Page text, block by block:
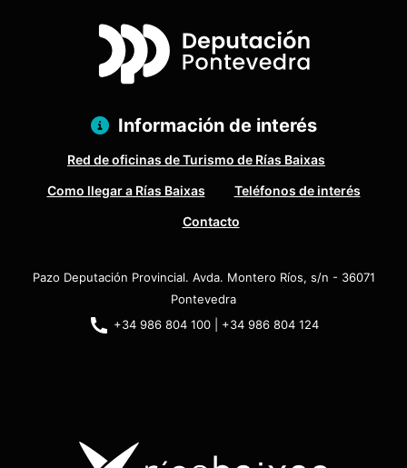
Información de interés
Red de oficinas de Turismo de Rías Baixas
Como llegar a Rías Baixas
Teléfonos de interés
Contacto
Pazo Deputación Provincial. Avda. Montero Ríos, s/n - 36071
Pontevedra
+34 986 804 100 | +34 986 804 124